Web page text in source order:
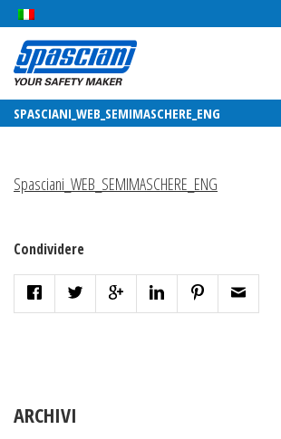
SPASCIANI_WEB_SEMIMASCHERE_ENG
Spasciani_WEB_SEMIMASCHERE_ENG
Condividere
ARCHIVI